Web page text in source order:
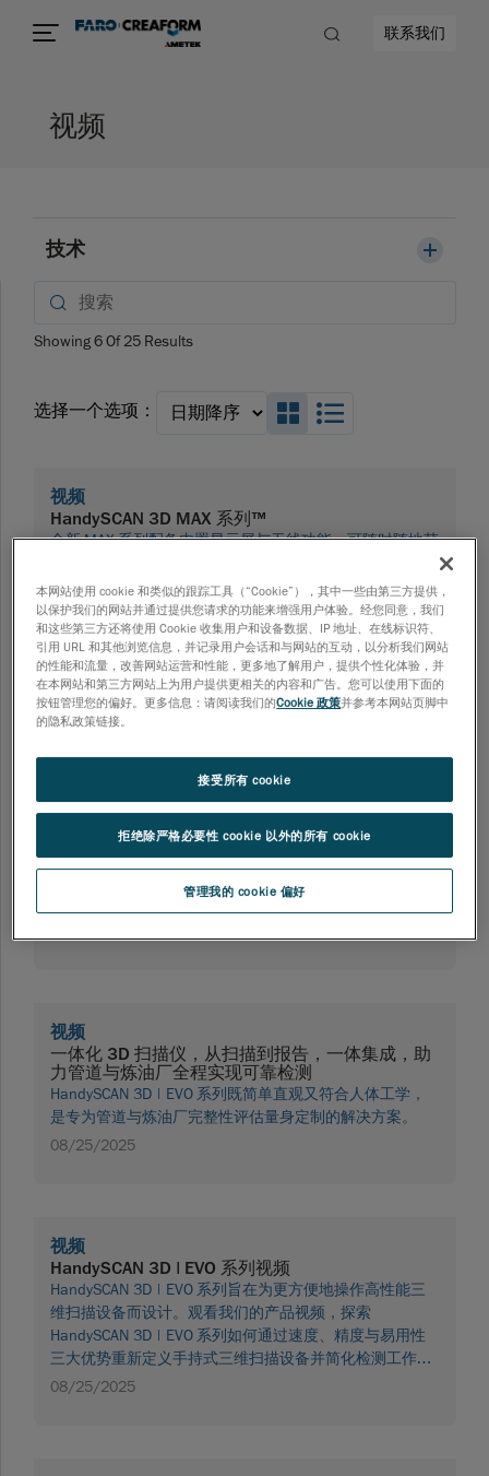
联系我们
视频
技术
Showing6Of25 Results
选择一个选项：
视频
HandySCAN 3D MAX 系列™
全新 MAX 系列配备内置显示屏与无线功能，可随时随地获
06/30/2026
视频
MetraSCAN 3D™ | FARO CREAFORM 视频
复杂几何体进行核验
NDT 解决方案: 功能尽显 无须赘述
视频
一体化 3D 扫描仪，从扫描到报告，一体集成，助
力管道与炼油厂全程实现可靠检测
HandySCAN 3D | EVO 系列既简单直观又符合人体工学，
是专为管道与炼油厂完整性评估量身定制的解决方案。
08/25/2025
视频
HandySCAN 3D | EVO 系列视频
HandySCAN 3D | EVO 系列旨在为更方便地操作高性能三
维扫描设备而设计。观看我们的产品视频，探索
HandySCAN 3D | EVO 系列如何通过速度、精度与易用性
三大优势重新定义手持式三维扫描设备并简化检测工作流
程。
08/25/2025
本网站使用 cookie 和类似的跟踪工具（“Cookie”），其中一些由第三方提供，
以保护我们的网站并通过提供您请求的功能来增强用户体验。经您同意，我们
和这些第三方还将使用 Cookie 收集用户和设备数据、IP 地址、在线标识符、
引用 URL 和其他浏览信息，并记录用户会话和与网站的互动，以分析我们网站
的性能和流量，改善网站运营和性能，更多地了解用户，提供个性化体验，并
在本网站和第三方网站上为用户提供更相关的内容和广告。您可以使用下面的
按钮管理您的偏好。更多信息：请阅读我们的Cookie 政策并参考本网站页脚中
的隐私政策链接。
管理我的 cookie 偏好
拒绝除严格必要性 cookie 以外的所有 cookie
接受所有 cookie